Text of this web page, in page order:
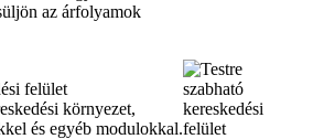
az árfolyamok
felület
környezet,
és egyéb modulokkal.